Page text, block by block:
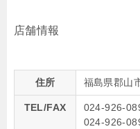
店舗情報
住所 福島県郡山
TEL/FAX
024-926-
024-926-